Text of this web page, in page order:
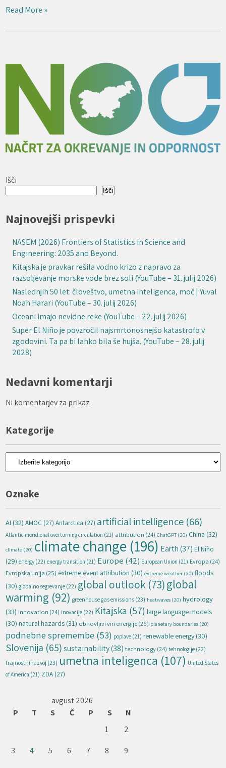
Read More »
Išči
Išči
Najnovejši prispevki
NASEM (2026) Frontiers of Statistics in Science and
Engineering: 2035 and Beyond.
Kitajska je pravkar rešila vodno krizo z napravo za
razsoljevanje morske vode brez soli (YouTube – 31. julij 2026)
Naslednjih 50 let: človeštvo, umetna inteligenca, moč | Yuval
Noah Harari (YouTube – 30. julij 2026)
Oceani imajo nevidne reke (YouTube – 22. julij 2026)
Super El Niño je povzročil najsmrtonosnejšo katastrofo v
zgodovini. Ta pa bi lahko bila še hujša. (YouTube – 28. julij
2028)
Nedavni komentarji
Ni komentarjev za prikaz.
Kategorije
Kategorije
Oznake
AI (32) AMOC (27) Antarctica (27) artificial intelligence (66)
Atlantic meridional overturning circulation (21) attribution (24) ChatGPT (20) China (32)
climate (20) climate change (196) Earth (37) El Niño
(29) energy (22) energy transition (21) Europe (42) European Union (21) Evropa (24)
Evropska unija (25) extreme event attribution (30) extreme weather (20) floods
(30) globalno segrevanje (22) global outlook (73)global
warming (92) greenhouse gas emissions (23) heatwaves (20) hydrology
(33) innovation (24) inovacije (22) Kitajska (57) large language models
(30) natural hazards (31) obnovljivi viri energije(25) planetary boundaries (20)
podnebne spremembe (53) poplave (21) renewable energy (30)
Slovenija (65) sustainability(38) technology(24) tehnologije (22)
trajnostni razvoj (23) umetna inteligenca (107) United States
of America (21) ZDA (27)
avgust 2026
P
T S Č P S
N
1
2
3
4 5 6 7 8
9